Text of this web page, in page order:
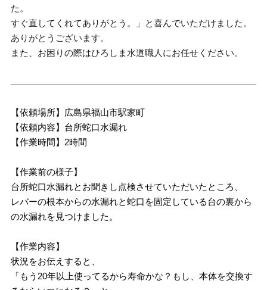
た。
すぐ直してくれてありがとう。」と喜んでいただけました。
ありがとうございます。
また、お困りの際はひろしま水道職人にお任せください。
【依頼場所】広島県福山市駅家町
【依頼内容】台所蛇口水漏れ
【作業時間】2時間
【作業前の様子】
台所蛇口水漏れとお聞きし点検させていただいたところ、
レバーの根本からの水漏れと蛇口を固定している台の裏から
の水漏れを見つけました。
【作業内容】
状況をお伝えすると、
「もう20年以上使ってるから寿命かな？もし、本体を交換す